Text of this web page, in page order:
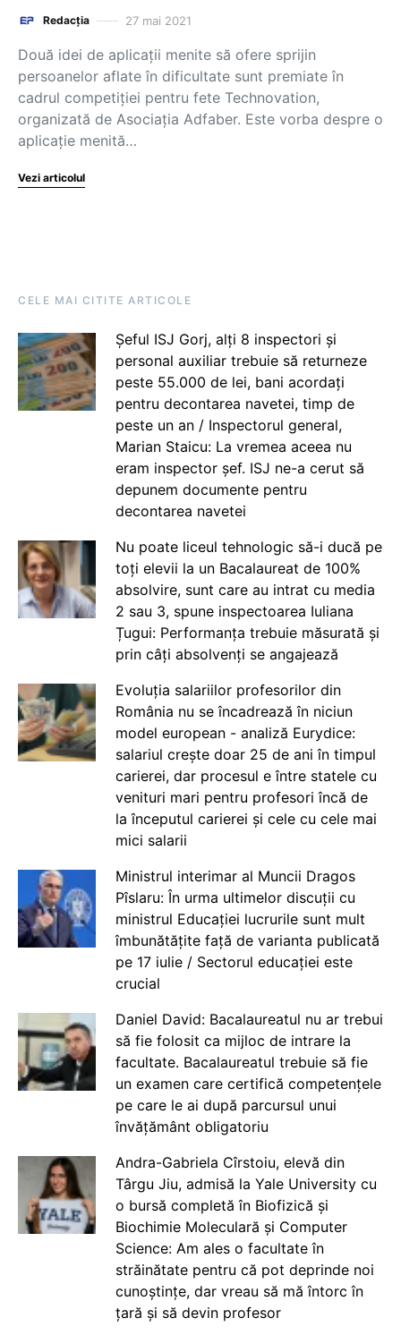
Redacția 27 mai 2021
Două idei de aplicații menite să ofere sprijin
persoanelor aflate în dificultate sunt premiate în
cadrul competiției pentru fete Technovation,
organizată de Asociația Adfaber. Este vorba despre o
aplicație menită…
Vezi articolul
CELE MAI CITITE ARTICOLE
Șeful ISJ Gorj, alți 8 inspectori și
personal auxiliar trebuie să returneze
peste 55.000 de lei, bani acordați
pentru decontarea navetei, timp de
peste un an / Inspectorul general,
Marian Staicu: La vremea aceea nu
eram inspector șef. ISJ ne-a cerut să
depunem documente pentru
decontarea navetei
Nu poate liceul tehnologic să-i ducă pe
toți elevii la un Bacalaureat de 100%
absolvire, sunt care au intrat cu media
2 sau 3, spune inspectoarea Iuliana
Țugui: Performanța trebuie măsurată și
prin câți absolvenți se angajează
Evoluția salariilor profesorilor din
România nu se încadrează în niciun
model european - analiză Eurydice:
salariul crește doar 25 de ani în timpul
carierei, dar procesul e între statele cu
venituri mari pentru profesori încă de
la începutul carierei și cele cu cele mai
mici salarii
Ministrul interimar al Muncii Dragos
Pîslaru: În urma ultimelor discuții cu
ministrul Educației lucrurile sunt mult
îmbunătățite față de varianta publicată
pe 17 iulie / Sectorul educației este
crucial
Daniel David: Bacalaureatul nu ar trebui
să fie folosit ca mijloc de intrare la
facultate. Bacalaureatul trebuie să fie
un examen care certifică competențele
pe care le ai după parcursul unui
învățământ obligatoriu
Andra-Gabriela Cîrstoiu, elevă din
Târgu Jiu, admisă la Yale University cu
o bursă completă în Biofizică și
Biochimie Moleculară și Computer
Science: Am ales o facultate în
străinătate pentru că pot deprinde noi
cunoștințe, dar vreau să mă întorc în
țară și să devin profesor